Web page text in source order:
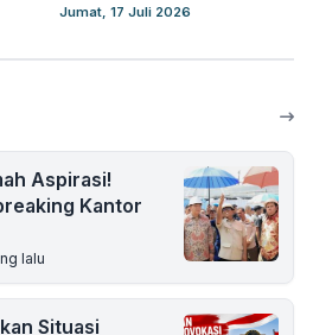
Jumat, 17 Juli 2026
Aspirasi!
Kantor
lalu
Situasi